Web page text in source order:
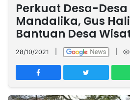
Nasional
International
Olahraga
Entertainment
Daerah
Pariwisata
Kuliner
Kolom
Network
PT
TREETAN
INDONESIA
Perkuat Desa-
Mandalika, Gus
Bantuan Desa
28/10/2021